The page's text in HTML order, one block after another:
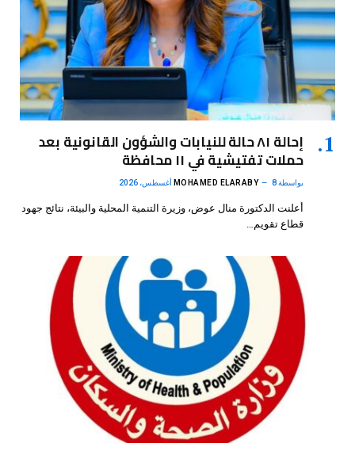
إحالة ٨١ حالة للنيابات والشؤون القانونية بعد
حملات تفتيشية في ١١ محافظة
بواسطة MOHAMED ELARABY 8 أغسطس، 2026
أعلنت الدكتورة منال عوض، وزيرة التنمية المحلية والبيئة، نتائج جهود
قطاع تقويم…